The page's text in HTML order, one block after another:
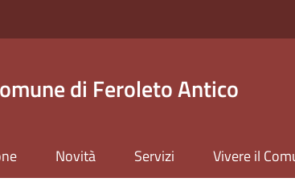
di Feroleto Antico
Novità Servizi Vivere il